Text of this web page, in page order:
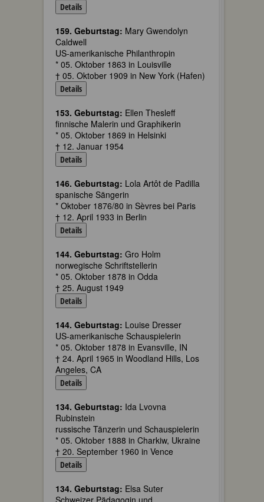
Details
159. Geburtstag: Mary Gwendolyn
Caldwell
US-amerikanische Philanthropin
* 05. Oktober 1863 in Louisville
† 05. Oktober 1909 in New York (Hafen)
Details
153. Geburtstag: Ellen Thesleff
finnische Malerin und Graphikerin
* 05. Oktober 1869 in Helsinki
† 12. Januar 1954
Details
146. Geburtstag: Lola Artôt de Padilla
spanische Sängerin
* Oktober 1876/80 in Sèvres bei Paris
† 12. April 1933 in Berlin
Details
144. Geburtstag: Gro Holm
norwegische Schriftstellerin
* 05. Oktober 1878 in Odda
† 25. August 1949
Details
144. Geburtstag: Louise Dresser
US-amerikanische Schauspielerin
* 05. Oktober 1878 in Evansville, IN
† 24. April 1965 in Woodland Hills, Los
Angeles, CA
Details
134. Geburtstag: Ida Lvovna
Rubinstein
russische Tänzerin und Schauspielerin
* 05. Oktober 1888 in Charkiw, Ukraine
† 20. September 1960 in Vence
Details
134. Geburtstag: Elsa Suter
Schweizer Pädagogin und